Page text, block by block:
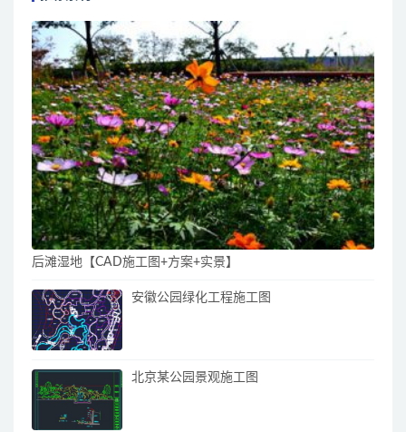
后滩湿地【CAD施工图+方案+实景】
安徽公园绿化工程施工图
北京某公园景观施工图